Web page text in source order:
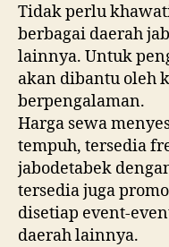
Tidak perlu
berbagai daerah
lainnya. Untuk
akan dibantu oleh
berpengalaman.
Harga sewa
tempuh, tersedia
jabodetabek
tersedia juga
disetiap event-
daerah lainnya.